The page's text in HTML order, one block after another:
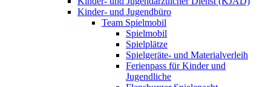
Kinder- und Jugendbüro
Team Spielmobil
Spielmobil
Spielplätze
Spielgeräte- und Materialverleih
Ferienpass für Kinder und
Jugendliche